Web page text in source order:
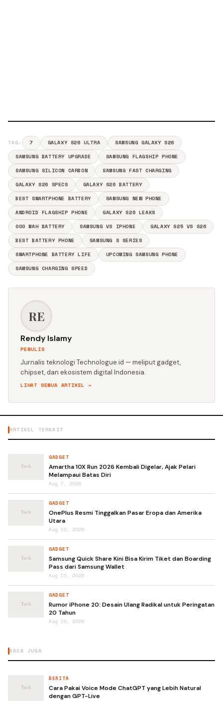
TAG: 7 GALAXY S26 ULTRA
SAMSUNG GALAXY S26
SAMSUNG BATTERY UPGRADE
SAMSUNG FLAGSHIP PHONE
SAMSUNG SILICON CARBON
SAMSUNG FAST CHARGING
GALAXY S26 SPECS
GALAXY S26 BATTERY
BEST SMARTPHONE BATTERY
SAMSUNG NEW PHONE
ANDROID FLAGSHIP PHONE
GALAXY S26 LEAKS
000 MAH BATTERY
SAMSUNG VS IPHONE
GALAXY S25 VS S26
BEST BATTERY PHONE
SAMSUNG S SERIES
SMARTPHONE BATTERY LIFE
UPCOMING SAMSUNG PHONE
SAMSUNG CHARGING SPEED
RE
Rendy Islamy
PENULIS
Jurnalis teknologi Technologue.id — meliput gadget,
chipset, dan ekosistem digital Indonesia.
LIHAT SEMUA ARTIKEL →
ARTIKEL TERKAIT
GADGET
Amartha 10X Run 2026 Kembali Digelar, Ajak Pelari
Melampaui Batas Diri
Aug 7, 2026
GADGET
OnePlus Resmi Tinggalkan Pasar Eropa dan Amerika
Utara
Aug 10, 2026
GADGET
Samsung Quick Share Kini Bisa Kirim Tiket dan Boarding
Pass dari Samsung Wallet
Aug 10, 2026
GADGET
Rumor iPhone 20: Desain Ulang Radikal untuk Peringatan
20 Tahun
Aug 10, 2026
BACA JUGA
BERITA
Cara Pakai Voice Mode ChatGPT yang Lebih Natural
dengan GPT-Live